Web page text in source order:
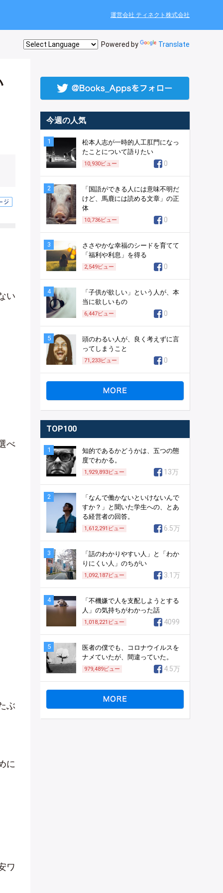
運営会社 ティネクト株式会社
Powered by Translate
い
べ
ぶ
に
ワ
今週の人気
1
松本人志が一時的人工肛門になっ
たことについて語りたい
10,930ビュー 0
2
「国語ができる人には意味不明だ
けど、馬鹿には読める文章」の正
体
10,736ビュー 0
3
ささやかな幸福のシードを育てて
「福利や利息」を得る
2,549ビュー 0
4
「子供が欲しい」という人が、本
当に欲しいもの
6,447ビュー 0
5
頭のわるい人が、良く考えずに言
ってしまうこと
71,233ビュー 0
TOP100
1
知的であるかどうかは、五つの態
度でわかる。
1,929,893ビュー 13万
2
「なんで働かないといけないんで
すか？」と聞いた学生への、とあ
る経営者の回答。
1,612,291 ビュー 6.5万
3
「話のわかりやすい人」と「わか
りにくい人」のちがい
1,092,187ビュー 3.1万
4
「不機嫌で人を支配しようとする
人」の気持ちがわかった話
1,018,221 ビュー 4099
5
医者の僕でも、コロナウイルスを
ナメていたが、間違っていた。
979,489ビュー 4.5万